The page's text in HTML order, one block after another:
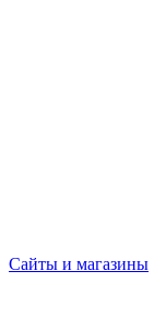
Сайты и магазины